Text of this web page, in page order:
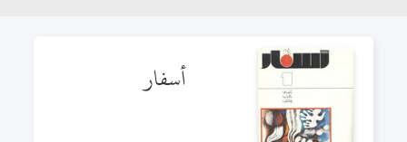
أسفار